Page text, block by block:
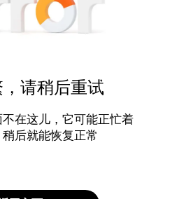
请稍后重试
在这儿，它可能正忙着
后就能恢复正常